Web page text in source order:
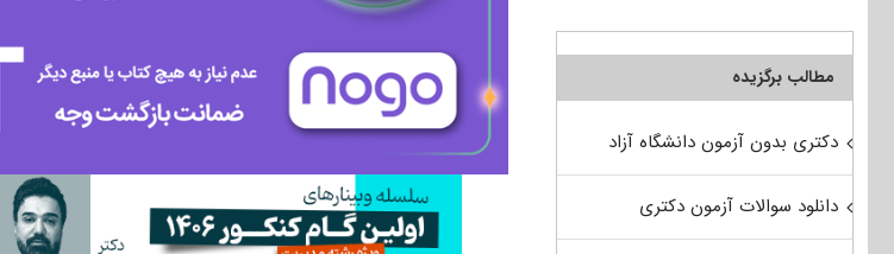
مطالب برگزیده
دکتری بدون آزمون دانشگاه آزاد
دانلود سوالات آزمون دکتری